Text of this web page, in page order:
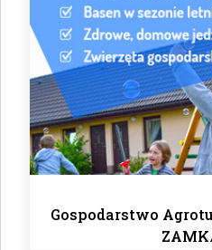
Gospodarstwo